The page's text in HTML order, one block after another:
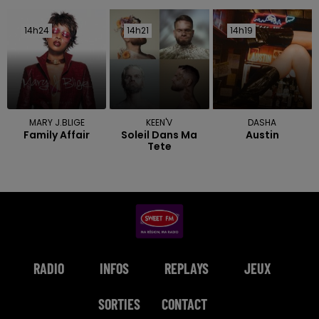
14h24
14h24
MARY J.BLIGE
Family Affair
14h21
14h21
KEEN'V
Soleil Dans Ma
Tete
14h19
14h19
DASHA
Austin
RADIO INFOS REPLAYS JEUX
SORTIES CONTACT